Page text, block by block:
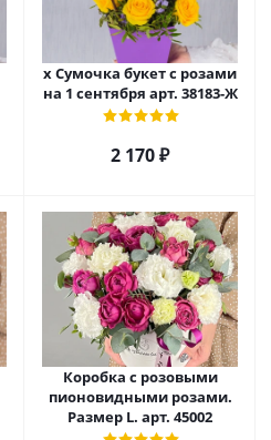
х Сумочка букет с розами
на 1 сентября арт. 38183-Ж
2 170₽
Коробка с розовыми
пионовидными розами.
Размер L. арт. 45002